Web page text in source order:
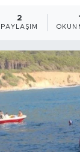
2
PAYLAŞIM